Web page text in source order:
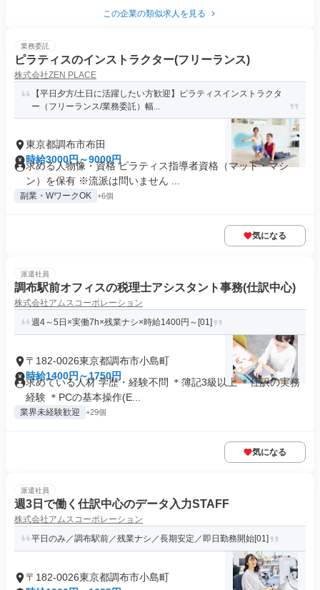
この企業の類似求人を見る
業務委託
ピラティスのインストラクター(フリーランス)
株式会社ZEN PLACE
【平日夕方/土日に活躍したい方歓迎】ピラティスインストラクタ
ー（フリーランス/業務委託）幅...
東京都調布市布田
時給3000円～9000円
求める人物像・資格 ピラティス指導者資格（マット・マシ
ン）を保有 ※流派は問いません ...
副業・WワークOK +6個
気になる
派遣社員
調布駅前オフィスの税理士アシスタント事務(仕訳中心)
株式会社アムスコーポレーション
週4～5日×実働7h×残業ナシ×時給1400円～[01]
〒182-0026東京都調布市小島町
時給1400円～1750円
求めている人材 学歴・経験不問 ＊簿記3級以上 ＊仕訳の実務
経験 ＊PCの基本操作(E...
業界未経験歓迎 +29個
気になる
派遣社員
週3日で働く仕訳中心のデータ入力STAFF
株式会社アムスコーポレーション
平日のみ／調布駅前／残業ナシ／長期安定／即日勤務開始[01]
〒182-0026東京都調布市小島町